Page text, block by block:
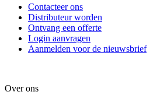
Contacteer ons
Distributeur worden
Ontvang een offerte
Login aanvragen
Aanmelden voor de nieuwsbrief
Over ons